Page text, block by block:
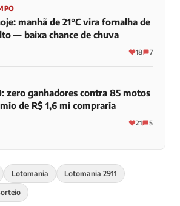
manhã de 21°C vira fornalha de
— baixa chance de chuva
18 7
zero ganhadores contra 85 motos
de R$ 1,6 mi compraria
21 5
Lotomania Lotomania 2911